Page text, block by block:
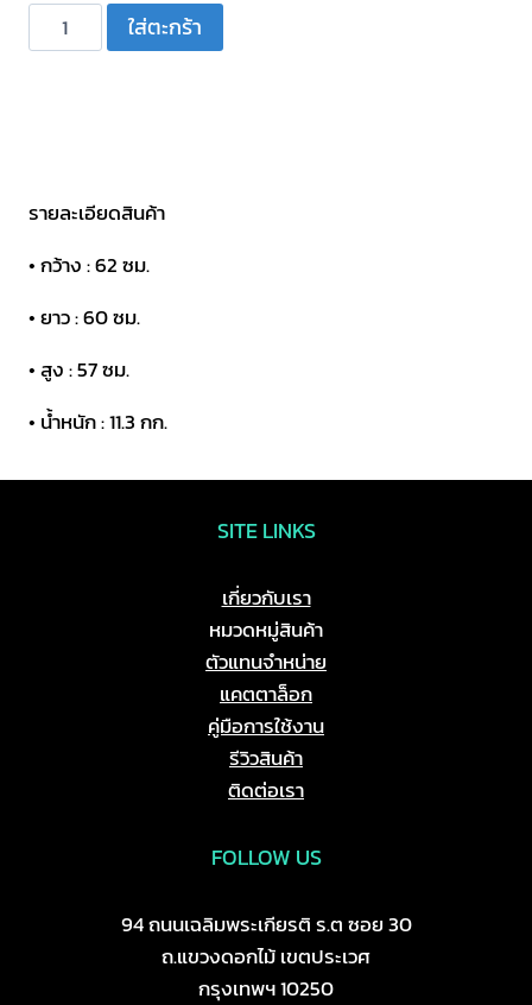
จำนวน
ตู้
ลึก
นิ้ว
ขนาด
ถุง
ซิป
PRO
ใส่ตะกร้า
รายละเอียดสินค้า
• กว้าง : 62 ซม.
• ยาว : 60 ซม.
• สูง : 57 ซม.
• น้ำหนัก : 11.3 กก.
SITE LINKS
เกี่ยวกับเรา
หมวดหมู่สินค้า
ตัวแทนจำหน่าย
แคตตาล็อก
คู่มือการใช้งาน
รีวิวสินค้า
ติดต่อเรา
FOLLOW US
94 ถนนเฉลิมพระเกียรติ ร.ต ซอย 30
ถ.แขวงดอกไม้ เขตประเวศ
กรุงเทพฯ 10250